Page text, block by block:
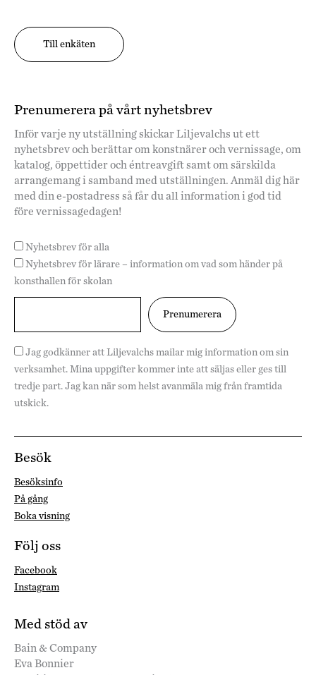
Till enkäten
Prenumerera på vårt nyhetsbrev
Inför varje ny utställning skickar Liljevalchs ut ett
nyhetsbrev och berättar om konstnärer och vernissage, om
katalog, öppettider och éntreavgift samt om särskilda
arrangemang i samband med utställningen. Anmäl dig här
med din e-postadress så får du all information i god tid
före vernissagedagen!
Nyhetsbrev för alla
Nyhetsbrev för lärare – information om vad som händer på
konsthallen för skolan
Jag godkänner att Liljevalchs mailar mig information om sin
verksamhet. Mina uppgifter kommer inte att säljas eller ges till
tredje part. Jag kan när som helst avanmäla mig från framtida
utskick.
Besök
Besöksinfo
På gång
Boka visning
Följ oss
Facebook
Instagram
Med stöd av
Bain & Company
Eva Bonnier